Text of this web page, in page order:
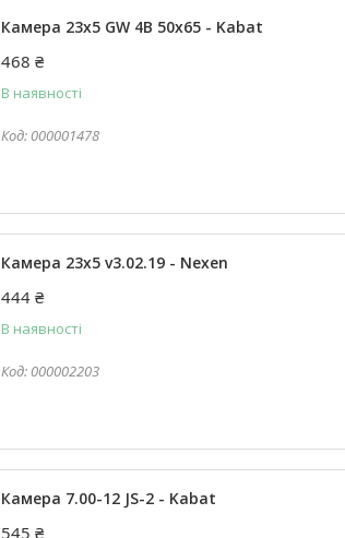
Камера 23x5 GW 4B 50x65 - Kabat
468 ₴
В наявності
000001478
Камера 23x5 v3.02.19 - Nexen
444 ₴
В наявності
000002203
Камера 7.00-12 JS-2 - Kabat
545 ₴